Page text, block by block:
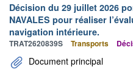
Décision du 29 juillet 2026
NAVALES pour réaliser
navigation intérieure.
TRAT2620839S Transports
Document principal